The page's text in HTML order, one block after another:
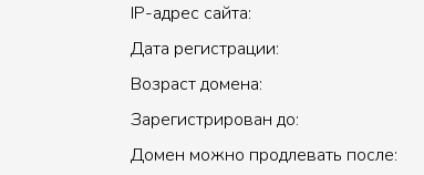
IP-адрес сайта:
Дата регистрации:
Возраст домена:
Зарегистрирован до:
Домен можно продлевать после: